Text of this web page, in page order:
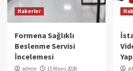
Haberler
Formena Sağlıklı
Beslenme Servisi
İncelemesi
admin 15 Mayıs 2026